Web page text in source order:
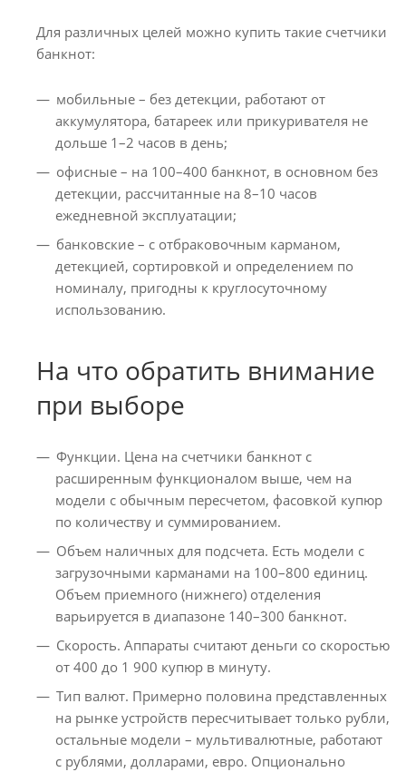
Для различных целей можно купить такие счетчики
банкнот:
мобильные – без детекции, работают от
аккумулятора, батареек или прикуривателя не
дольше 1–2 часов в день;
офисные – на 100–400 банкнот, в основном без
детекции, рассчитанные на 8–10 часов
ежедневной эксплуатации;
банковские – с отбраковочным карманом,
детекцией, сортировкой и определением по
номиналу, пригодны к круглосуточному
использованию.
На что обратить внимание
при выборе
Функции. Цена на счетчики банкнот с
расширенным функционалом выше, чем на
модели с обычным пересчетом, фасовкой купюр
по количеству и суммированием.
Объем наличных для подсчета. Есть модели с
загрузочными карманами на 100–800 единиц.
Объем приемного (нижнего) отделения
варьируется в диапазоне 140–300 банкнот.
Скорость. Аппараты считают деньги со скоростью
от 400 до 1 900 купюр в минуту.
Тип валют. Примерно половина представленных
на рынке устройств пересчитывает только рубли,
остальные модели – мультивалютные, работают
с рублями, долларами, евро. Опционально